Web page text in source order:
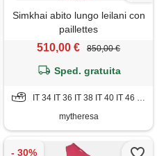
Simkhai abito lungo leilani con
paillettes
510,00 € 850,00 €
Sped. gratuita
IT 34 IT 36 IT 38 IT 40 IT 46 IT 48 IT 50
mytheresa